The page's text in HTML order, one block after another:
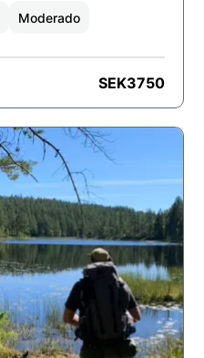
Moderado
SEK3750